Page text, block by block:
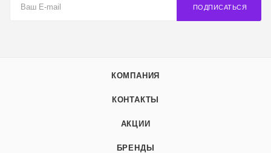
ПОДПИСАТЬСЯ
КОМПАНИЯ
КОНТАКТЫ
АКЦИИ
БРЕНДЫ